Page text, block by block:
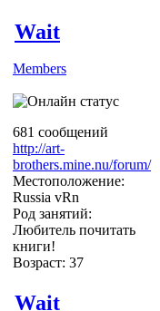
Wait
Members
681 сообщений
http://art-
brothers.mine.nu/forum/
Местоположение:
Russia vRn
Род занятий:
Любитель почитать
книги!
Возраст: 37
Wait